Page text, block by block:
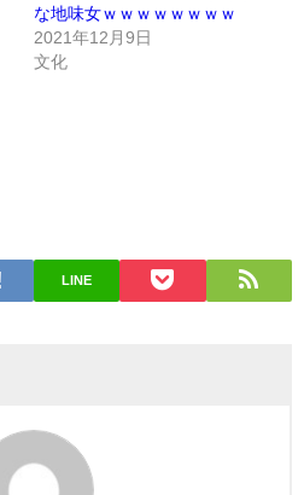
な地味女ｗｗｗｗｗｗｗｗ
2021年12月9日
文化
LINE